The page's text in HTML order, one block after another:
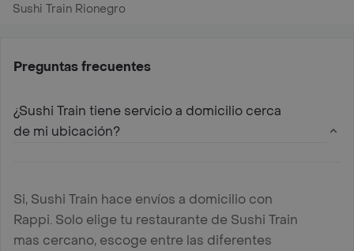
Sushi Train Rionegro
Preguntas frecuentes
¿Sushi Train tiene servicio a domicilio cerca
de mi ubicación?
Si, Sushi Train hace envíos a domicilio con
Rappi. Solo elige tu restaurante de Sushi Train
mas cercano, escoge entre las diferentes